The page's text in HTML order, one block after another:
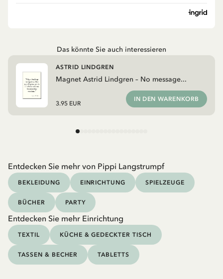
Das könnte Sie auch interessieren
Magnet Astrid Lindgren – No message...
ASTRID LINDGREN
3.95 EUR
IN DEN WARENKORB
Entdecken Sie mehr von Pippi Langstrumpf
BEKLEIDUNG EINRICHTUNG SPIELZEUGE
BÜCHER PARTY
Entdecken Sie mehr Einrichtung
TEXTIL KÜCHE & GEDECKTER TISCH
TASSEN & BECHER TABLETTS